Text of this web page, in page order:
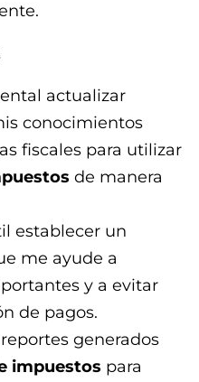
actualizar
conocimientos
fiscales para utilizar
de manera
establecer un
me ayude a
y a evitar
de pagos.
generados
impuestos para